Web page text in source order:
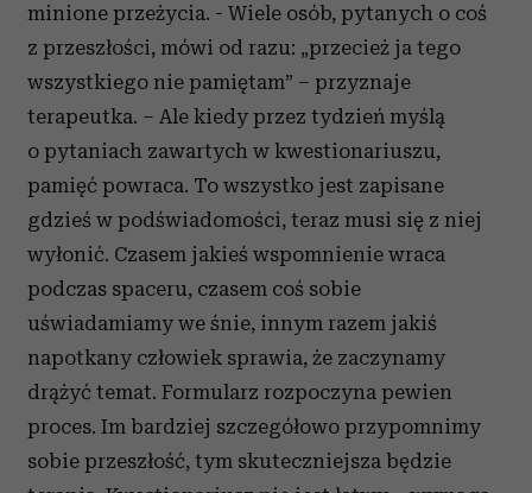
minione przeżycia. - Wiele osób, pytanych o coś
z przeszłości, mówi od razu: „przecież ja tego
wszystkiego nie pamiętam” – przyznaje
terapeutka. – Ale kiedy przez tydzień myślą
o pytaniach zawartych w kwestionariuszu,
pamięć powraca. To wszystko jest zapisane
gdzieś w podświadomości, teraz musi się z niej
wyłonić. Czasem jakieś wspomnienie wraca
podczas spaceru, czasem coś sobie
uświadamiamy we śnie, innym razem jakiś
napotkany człowiek sprawia, że zaczynamy
drążyć temat. Formularz rozpoczyna pewien
proces. Im bardziej szczegółowo przypomnimy
sobie przeszłość, tym skuteczniejsza będzie